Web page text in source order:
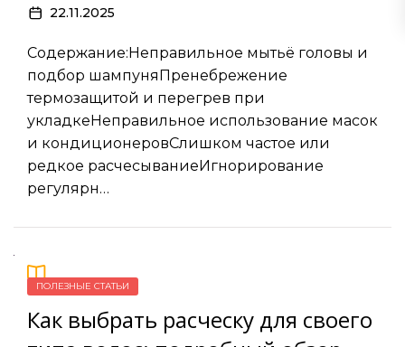
22.11.2025
Содержание:Неправильное мытьё головы и
подбор шампуняПренебрежение
термозащитой и перегрев при
укладкеНеправильное использование масок
и кондиционеровСлишком частое или
редкое расчесываниеИгнорирование
регулярн…
ПОЛЕЗНЫЕ СТАТЬИ
Как выбрать расческу для своего